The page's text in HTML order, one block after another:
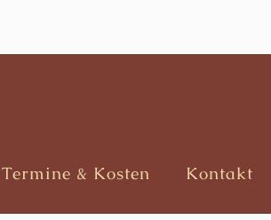
Termine & Kosten Kontakt